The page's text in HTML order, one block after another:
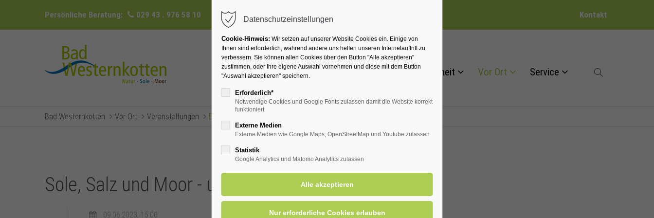
Persönliche Beratung: 029 43 . 976 58 10 info@badwesternkotten.de Kontakt
Ihr Heilbad Übernachten Für Ihre Gesundheit Vor Ort Service
Bad Westernkotten Vor Ort Veranstaltungen Eventsreader (Timeline)
Sole, Salz und Moor - unterhaltsame Ortsführung
09.06.2023, 15:00
Datenschutzeinstellungen
Cookie-Hinweis: Wir setzen auf unserer Website Cookies ein. Einige von
Ihnen sind erforderlich, während andere uns helfen unseren Internetauftritt zu
verbessern. Sie können allen Cookies über den Button "Alle akzeptieren"
zustimmen, oder Ihre eigene Auswahl vornehmen und diese mit dem Button
"Auswahl akzeptieren" speichern.
Erforderlich*
Notwendige Cookies und Google Fonts zulassen damit die Website korrekt
funktioniert
Externe Medien
Externe Medien wie Google Maps, OpenStreetMap und Youtube zulassen
Statistik
Google Analytics und Matomo Analytics zulassen